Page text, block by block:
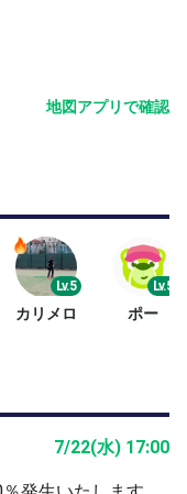
地図アプリで確認
Lv.5
カリメロ
Lv.5
ポー
7/22(水) 17:00